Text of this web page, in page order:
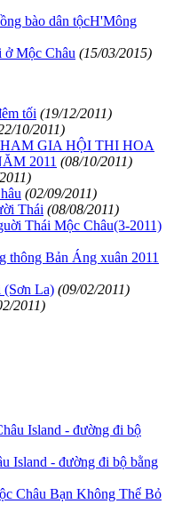
bào dân tộcH'Mông
ở Mộc Châu (15/03/2015)
tối (19/12/2011)
10/2011)
GIA HỘI THI HOA
2011 (08/10/2011)
(02/09/2011)
Thái (08/08/2011)
Thái Mộc Châu(3-2011)
Bản Áng xuân 2011
(Sơn La) (09/02/2011)
2011)
Island - đường đi bộ bằng